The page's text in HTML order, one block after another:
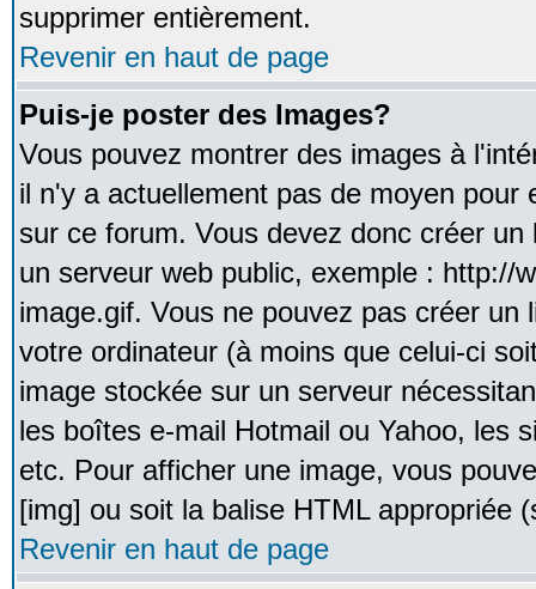
supprimer entièrement.
Revenir en haut de page
Puis-je poster des Images?
Vous pouvez montrer des images à
il n'y a actuellement pas de moyen pour
sur ce forum. Vous devez donc créer
un serveur web public, exemple : http://
image.gif. Vous ne pouvez pas créer un
votre ordinateur (à moins que celui-ci
image stockée sur un serveur
les boîtes e-mail Hotmail ou Yahoo, les
etc. Pour afficher une image, vous
[img] ou soit la balise HTML appropriée
Revenir en haut de page